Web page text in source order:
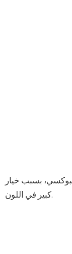
بسبب خيار
كبير في اللون.